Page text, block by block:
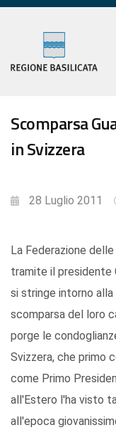
Scomparsa
in Svizzera
28 Luglio 2011
La Federazione
tramite il
si stringe intorno alla
scomparsa del loro
porge le
Svizzera, che primo
come Primo
all'Estero l'ha visto
all'epoca